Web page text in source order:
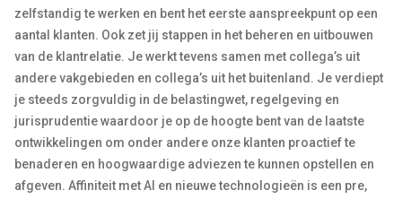
zelfstandig te werken en bent het eerste aanspreekpunt op een
aantal klanten. Ook zet jij stappen in het beheren en uitbouwen
van de klantrelatie. Je werkt tevens samen met collega’s uit
andere vakgebieden en collega’s uit het buitenland. Je verdiept
je steeds zorgvuldig in de belastingwet, regelgeving en
jurisprudentie waardoor je op de hoogte bent van de laatste
ontwikkelingen om onder andere onze klanten proactief te
benaderen en hoogwaardige adviezen te kunnen opstellen en
afgeven. Affiniteit met AI en nieuwe technologieën is een pre,